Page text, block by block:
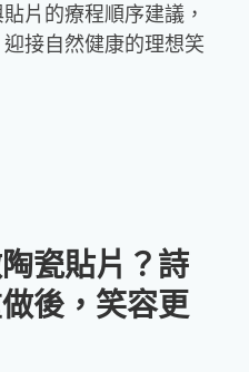
片的療程順序建議，
接自然健康的理想笑
瓷貼片？詩
後，笑容更